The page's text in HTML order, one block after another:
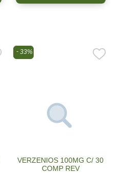
33%
VERZENIOS 100MG C/ 30
COMP REV